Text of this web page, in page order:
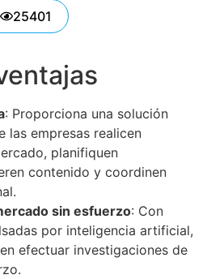
25401
: Proporciona una solución
las empresas realicen
planifiquen
contenido y coordinen
sin esfuerzo: Con
por inteligencia artificial,
efectuar investigaciones de